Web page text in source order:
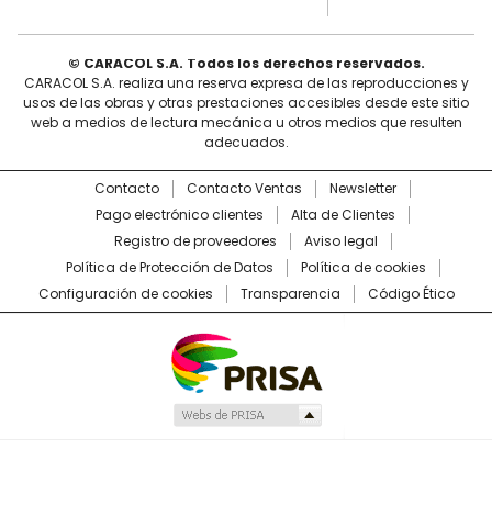
© CARACOL S.A. Todos los derechos reservados.
CARACOL S.A. realiza una reserva expresa de las reproducciones y
usos de las obras y otras prestaciones accesibles desde este sitio
web a medios de lectura mecánica u otros medios que resulten
adecuados.
Contacto Contacto Ventas
Newsletter
Pago electrónico clientes
Alta de Clientes
Registro de proveedores
Aviso legal
Política de Protección de Datos
Política de cookies
Configuración de cookies
Transparencia Código Ético